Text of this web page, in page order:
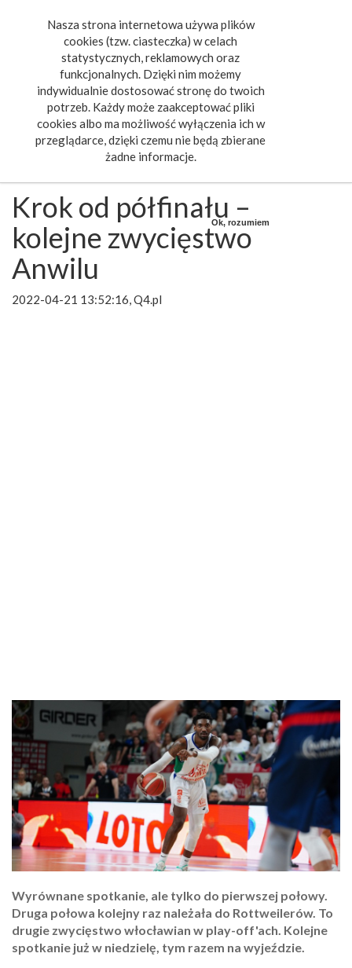
Nasza strona internetowa używa plików
cookies (tzw. ciasteczka) w celach
statystycznych, reklamowych oraz
funkcjonalnych. Dzięki nim możemy
indywidualnie dostosować stronę do twoich
potrzeb. Każdy może zaakceptować pliki
cookies albo ma możliwość wyłączenia ich w
przeglądarce, dzięki czemu nie będą zbierane
żadne informacje.
Ok, rozumiem
Krok od półfinału –
kolejne zwycięstwo
Anwilu
2022-04-21 13:52:16, Q4.pl
Wyrównane spotkanie, ale tylko do pierwszej połowy.
Druga połowa kolejny raz należała do Rottweilerów. To
drugie zwycięstwo włocławian w play-off'ach. Kolejne
spotkanie już w niedzielę, tym razem na wyjeździe.